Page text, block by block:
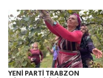
YENİ PARTİ TRABZON